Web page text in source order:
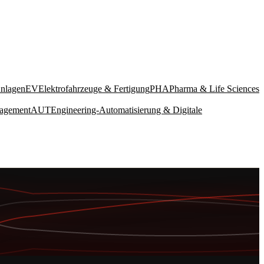
ENG
BIM BIM & DIGITALE LIEFERUNG
EVElektrofahrzeuge & FertigungPHAPharma & Life Sciences
AUTEngineering-Automatisierung & Digitale